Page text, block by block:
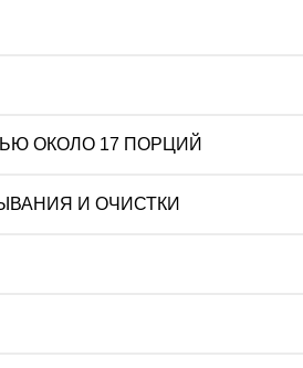
ОКОЛО 17 ПОРЦИЙ
И ОЧИСТКИ